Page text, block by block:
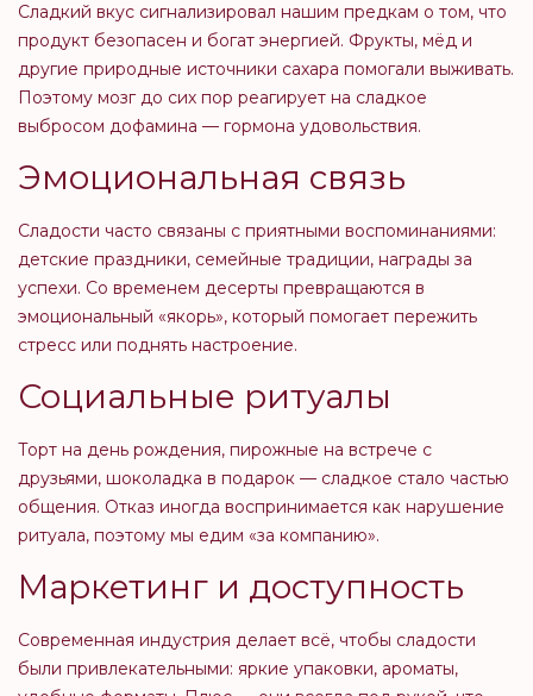
Сладкий вкус сигнализировал нашим предкам о том, что
продукт безопасен и богат энергией. Фрукты, мёд и
другие природные источники сахара помогали выживать.
Поэтому мозг до сих пор реагирует на сладкое
выбросом дофамина — гормона удовольствия.
Эмоциональная связь
Сладости часто связаны с приятными воспоминаниями:
детские праздники, семейные традиции, награды за
успехи. Со временем десерты превращаются в
эмоциональный «якорь», который помогает пережить
стресс или поднять настроение.
Социальные ритуалы
Торт на день рождения, пирожные на встрече с
друзьями, шоколадка в подарок — сладкое стало частью
общения. Отказ иногда воспринимается как нарушение
ритуала, поэтому мы едим «за компанию».
Маркетинг и доступность
Современная индустрия делает всё, чтобы сладости
были привлекательными: яркие упаковки, ароматы,